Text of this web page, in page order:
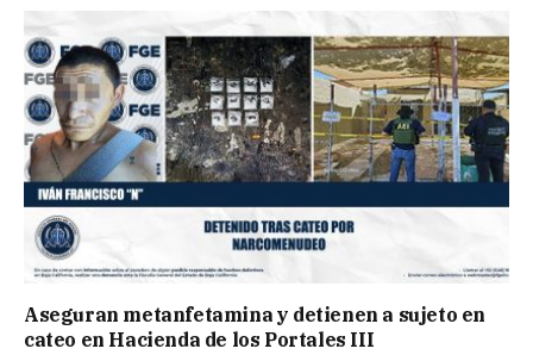
Aseguran metanfetamina y detienen a sujeto en
cateo en Hacienda de los Portales III